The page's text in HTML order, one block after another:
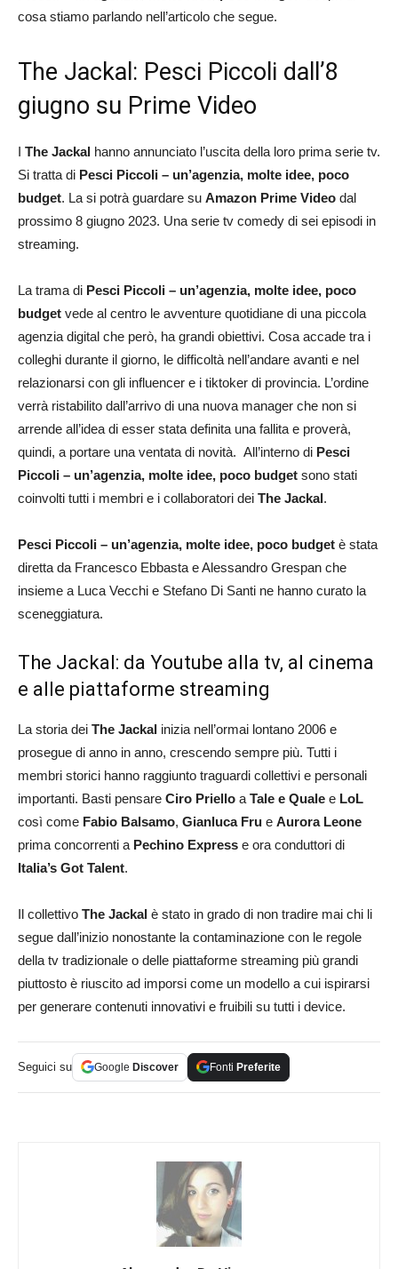
cosa stiamo parlando nell’articolo che segue.
The Jackal: Pesci Piccoli dall’8
giugno su Prime Video
I The Jackal hanno annunciato l’uscita della loro prima serie tv.
Si tratta di Pesci Piccoli – un’agenzia, molte idee, poco
budget. La si potrà guardare su Amazon Prime Video dal
prossimo 8 giugno 2023. Una serie tv comedy di sei episodi in
streaming.
La trama di Pesci Piccoli – un’agenzia, molte idee, poco
budget vede al centro le avventure quotidiane di una piccola
agenzia digital che però, ha grandi obiettivi. Cosa accade tra i
colleghi durante il giorno, le difficoltà nell’andare avanti e nel
relazionarsi con gli influencer e i tiktoker di provincia. L’ordine
verrà ristabilito dall’arrivo di una nuova manager che non si
arrende all’idea di esser stata definita una fallita e proverà,
quindi, a portare una ventata di novità. All’interno di Pesci
Piccoli – un’agenzia, molte idee, poco budget sono stati
coinvolti tutti i membri e i collaboratori dei The Jackal.
Pesci Piccoli – un’agenzia, molte idee, poco budget è stata
diretta da Francesco Ebbasta e Alessandro Grespan che
insieme a Luca Vecchi e Stefano Di Santi ne hanno curato la
sceneggiatura.
The Jackal: da Youtube alla tv, al cinema
e alle piattaforme streaming
La storia dei The Jackal inizia nell’ormai lontano 2006 e
prosegue di anno in anno, crescendo sempre più. Tutti i
membri storici hanno raggiunto traguardi collettivi e personali
importanti. Basti pensare Ciro Priello a Tale e Quale e LoL
così come Fabio Balsamo, Gianluca Fru e Aurora Leone
prima concorrenti a Pechino Express e ora conduttori di
Italia’s Got Talent.
Il collettivo The Jackal è stato in grado di non tradire mai chi li
segue dall’inizio nonostante la contaminazione con le regole
della tv tradizionale o delle piattaforme streaming più grandi
piuttosto è riuscito ad imporsi come un modello a cui ispirarsi
per generare contenuti innovativi e fruibili su tutti i device.
Seguici su Google Discover Fonti Preferite